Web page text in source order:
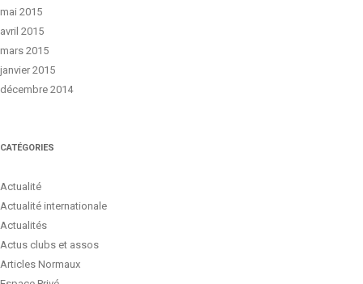
mai 2015
avril 2015
mars 2015
janvier 2015
décembre 2014
CATÉGORIES
Actualité
Actualité internationale
Actualités
Actus clubs et assos
Articles Normaux